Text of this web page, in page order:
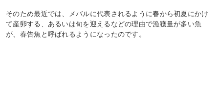
そのため最近では、メバルに代表されるように春から初夏にかけ
て産卵する、あるいは旬を迎えるなどの理由で漁獲量が多い魚
が、春告魚と呼ばれるようになったのです。